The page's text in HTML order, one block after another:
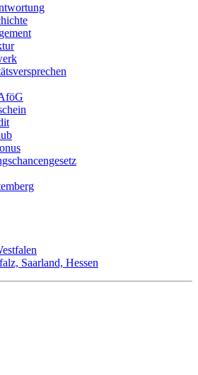
Saarland, Hessen